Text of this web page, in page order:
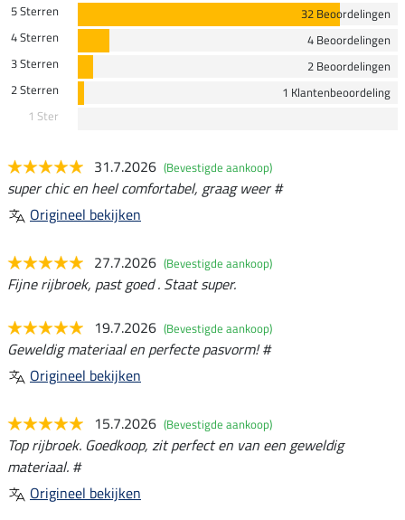
5 Sterren
32 Beoordelingen
4 Sterren
4 Beoordelingen
3 Sterren
2 Beoordelingen
2 Sterren
1 Klantenbeoordeling
1 Ster
31.7.2026 (Bevestigde aankoop)
super chic en heel comfortabel, graag weer #
Origineel bekijken
27.7.2026 (Bevestigde aankoop)
Fijne rijbroek, past goed . Staat super.
19.7.2026 (Bevestigde aankoop)
Geweldig materiaal en perfecte pasvorm! #
Origineel bekijken
15.7.2026 (Bevestigde aankoop)
Top rijbroek. Goedkoop, zit perfect en van een geweldig
materiaal. #
Origineel bekijken